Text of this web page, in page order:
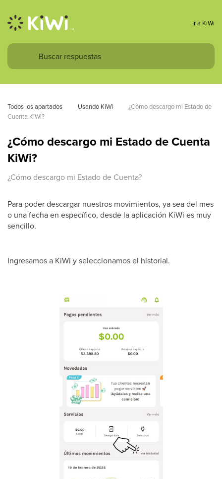
Ir a KiWi
Todos los apartados Usando KiWi
¿Cómo descargo mi Estado de
Cuenta KiWi?
¿Cómo descargo mi Estado de Cuenta
KiWi?
¿Cómo descargo mi Estado de Cuenta?
Para poder descargar nuestros movimientos, ya sea del mes
o una fecha en específico, desde la aplicación KiWi es muy
sencillo.
Ingresamos a KiWi y seleccionamos el historial.